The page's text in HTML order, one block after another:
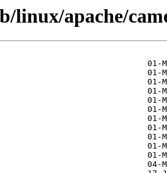
linux/apache/